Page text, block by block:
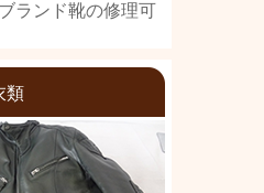
ランド靴の修理可
類